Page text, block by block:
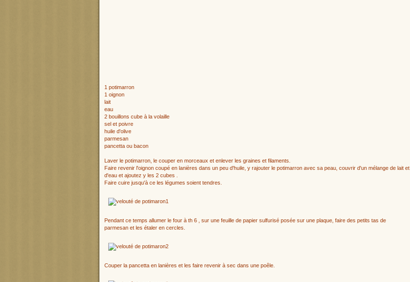
1 potimarron
1 oignon
lait
eau
2 bouillons cube à la volaille
sel et poivre
huile d'olive
parmesan
pancetta ou bacon
Laver le potimarron, le couper en morceaux et enlever les graines et filaments.
Faire revenir l'oignon coupé en lanières dans un peu d'huile, y rajouter le potimarron avec sa peau, couvrir d'un mélange de lait et
d'eau et ajoutez y les 2 cubes .
Faire cuire jusqu'à ce les légumes soient tendres.
Pendant ce temps allumer le four à th 6 , sur une feuille de papier sulfurisé posée sur une plaque, faire des petits tas de
parmesan et les étaler en cercles.
Couper la pancetta en lanières et les faire revenir à sec dans une poêle.